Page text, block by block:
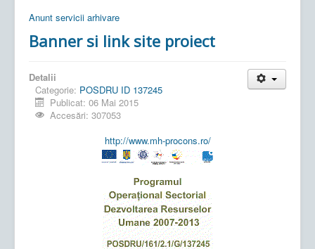
Anunt servicii arhivare
Banner si link site proiect
Detalii
Categorie: POSDRU ID 137245
Publicat: 06 Mai 2015
Accesări: 307053
http://www.mh-procons.ro/